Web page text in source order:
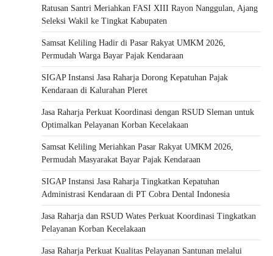
Ratusan Santri Meriahkan FASI XIII Rayon Nanggulan, Ajang
Seleksi Wakil ke Tingkat Kabupaten
Samsat Keliling Hadir di Pasar Rakyat UMKM 2026,
Permudah Warga Bayar Pajak Kendaraan
SIGAP Instansi Jasa Raharja Dorong Kepatuhan Pajak
Kendaraan di Kalurahan Pleret
Jasa Raharja Perkuat Koordinasi dengan RSUD Sleman untuk
Optimalkan Pelayanan Korban Kecelakaan
Samsat Keliling Meriahkan Pasar Rakyat UMKM 2026,
Permudah Masyarakat Bayar Pajak Kendaraan
SIGAP Instansi Jasa Raharja Tingkatkan Kepatuhan
Administrasi Kendaraan di PT Cobra Dental Indonesia
Jasa Raharja dan RSUD Wates Perkuat Koordinasi Tingkatkan
Pelayanan Korban Kecelakaan
Jasa Raharja Perkuat Kualitas Pelayanan Santunan melalui